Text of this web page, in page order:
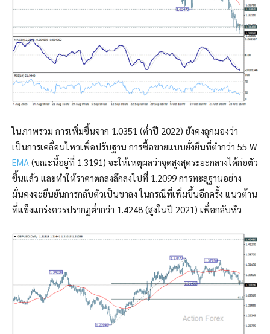
ในภาพรวม การเพิ่มขึ้นจาก 1.0351 (ต่ำปี 2022) ยังคงถูกมองว่า
เป็นการเคลื่อนไหวเพื่อปรับฐาน การซื้อขายแบบยั่งยืนที่ต่ำกว่า 55 W
EMA (ขณะนี้อยู่ที่ 1.3191) จะให้เหตุผลว่าจุดสูงสุดระยะกลางได้ก่อตัว
ขึ้นแล้ว และทำให้ราคาตกลงลึกลงไปที่ 1.2099 การทะลุฐานอย่าง
มั่นคงจะยืนยันการกลับตัวเป็นขาลง ในกรณีที่เพิ่มขึ้นอีกครั้ง แนวต้าน
ที่แข็งแกร่งควรปรากฏต่ำกว่า 1.4248 (สูงในปี 2021) เพื่อกลับหัว